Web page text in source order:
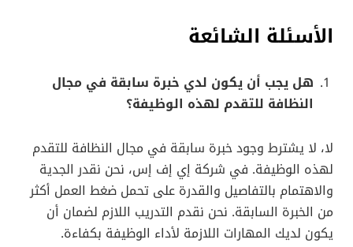
الأسئلة الشائعة
هل يجب أن يكون لدي خبرة سابقة في مجال
النظافة للتقدم لهذه الوظيفة؟
لا، لا يشترط وجود خبرة سابقة في مجال النظافة للتقدم
لهذه الوظيفة. في شركة إي إف إس، نحن نقدر الجدية
والاهتمام بالتفاصيل والقدرة على تحمل ضغط العمل أكثر
من الخبرة السابقة. نحن نقدم التدريب اللازم لضمان أن
يكون لديك المهارات اللازمة لأداء الوظيفة بكفاءة.